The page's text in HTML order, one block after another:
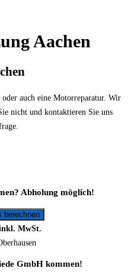
Aachen
auch eine Motorreparatur. Wir
nicht und kontaktieren Sie uns
Abholung möglich!
MwSt.
GmbH kommen!